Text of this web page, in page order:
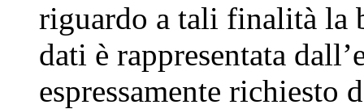
riguardo a tali finalità la
dati è rappresentata
espressamente